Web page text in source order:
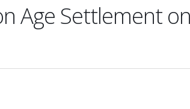
Age Settlement